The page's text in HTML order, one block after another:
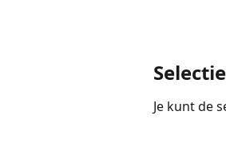
Je kunt de